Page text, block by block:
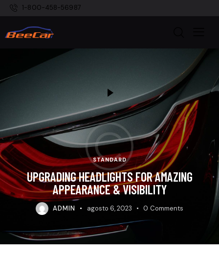
1-800-458-56987
STANDARD
UPGRADING HEADLIGHTS FOR AMAZING
APPEARANCE & VISIBILITY
ADMIN agosto 6, 2023 0 Comments